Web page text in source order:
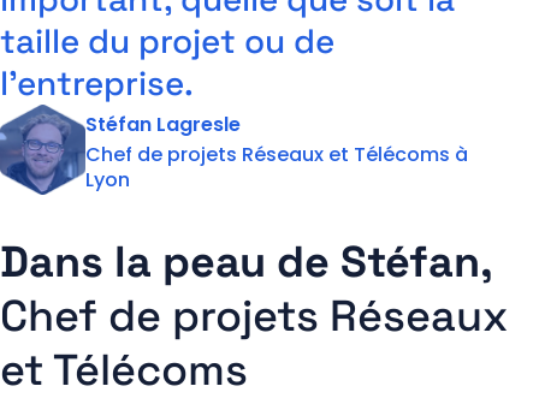
taille du projet ou de
l’entreprise.
Stéfan Lagresle
Chef de projets Réseaux et Télécoms à
Lyon
Dans la peau de Stéfan,
Chef de projets Réseaux
et Télécoms